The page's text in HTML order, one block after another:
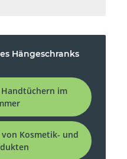
Hängeschranks
im
Kosmetik- und